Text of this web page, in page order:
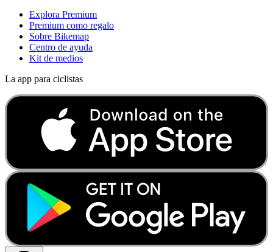
Explora Premium
Premium como regalo
Sobre Bikemap
Centro de ayuda
Kit de medios
La app para ciclistas